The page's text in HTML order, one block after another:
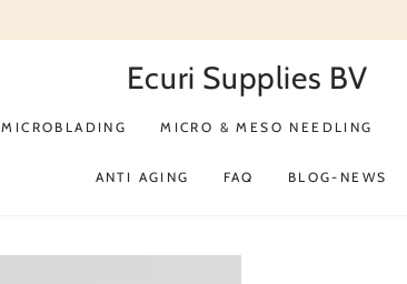
Ecuri Supplies BV
MICROBLADING MICRO & MESO NEEDLING
ANTI AGING FAQ BLOG-NEWS